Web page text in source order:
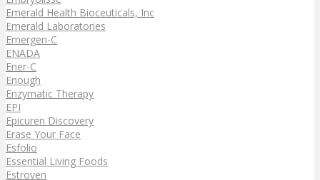
Emerald Health Bioceuticals, Inc
Emerald Laboratories
Emergen-C
ENADA
Ener-C
Enough
Enzymatic Therapy
EPI
Epicuren Discovery
Erase Your Face
Esfolio
Essential Living Foods
Estroven